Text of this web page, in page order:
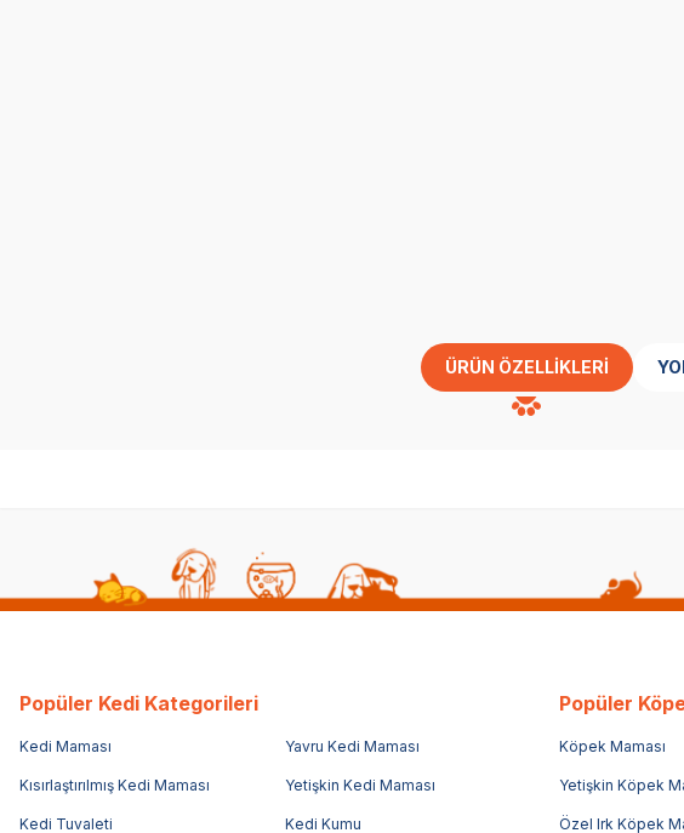
ÜRÜN ÖZELLIKLERI
Popüler Kedi Kategorileri
Kedi Maması Yavru Kedi Maması
Kısırlaştırılmış Kedi Maması Yetişkin Kedi Maması
Kedi Tuvaleti Kedi Kumu
Popüler
Köpek Maması
Yetişkin Köpek
Özel Irk Köpek